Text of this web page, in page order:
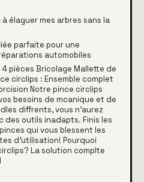
élaguer mes arbres sans la
parfaite pour une
automobiles
pièces Bricolage Mallette de
circlips : Ensemble complet
Notre pince circlips
besoins de mcanique et de
diffrents, vous n'aurez
des outils inadapts. Finis les
qui vous blessent les
d'utilisation! Pourquoi
La solution complte